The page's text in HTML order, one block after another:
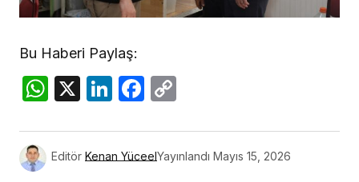
Bu Haberi Paylaş:
WhatsApp
X LinkedIn
Facebook
Editör Kenan YüceelYayınlandı Mayıs 15, 2026